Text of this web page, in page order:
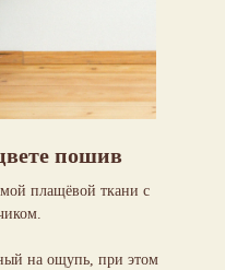
пошив
плащёвой ткани с
на ощупь, при этом